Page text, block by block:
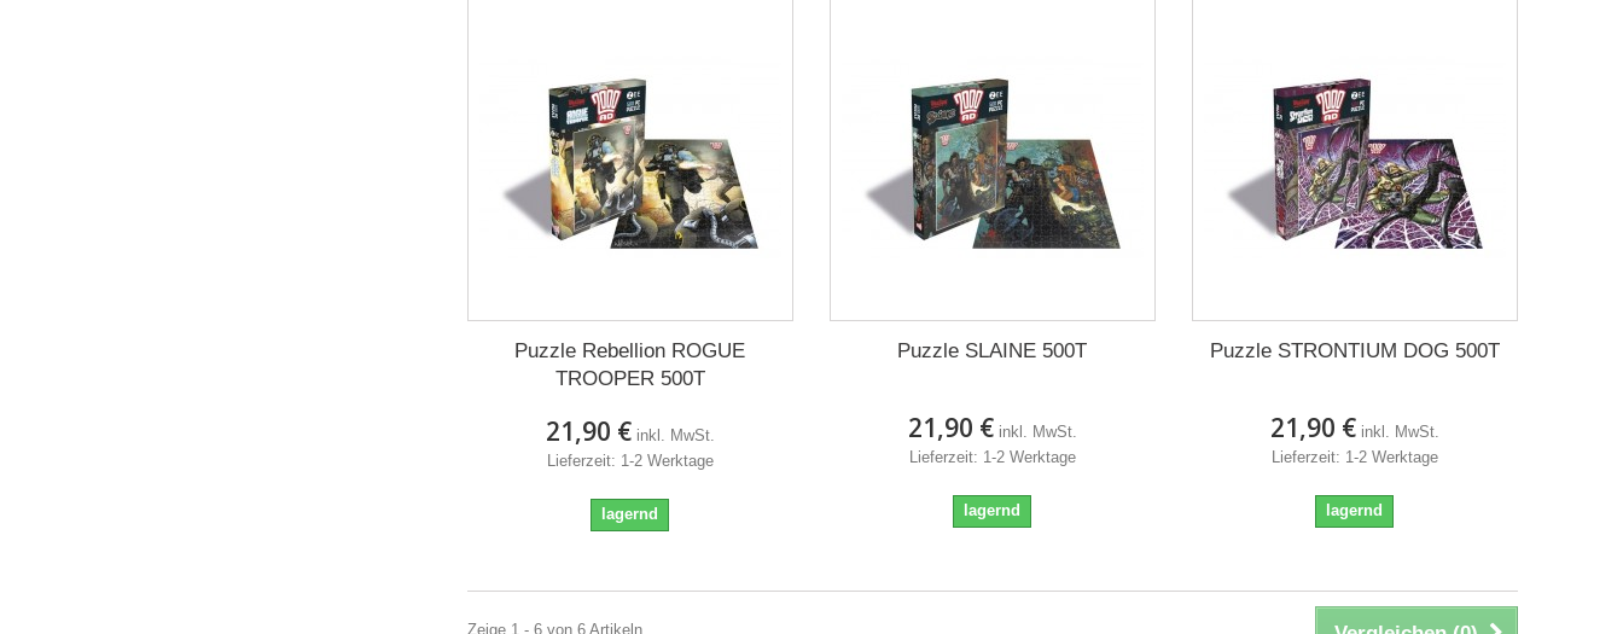
Puzzle Rebellion ROGUE
TROOPER 500T
21,90 € inkl. MwSt.
Lieferzeit: 1-2 Werktage
lagernd
Puzzle SLAINE 500T
21,90 € inkl. MwSt.
Lieferzeit: 1-2 Werktage
lagernd
Puzzle STRONTIUM DOG 500T
21,90 € inkl. MwSt.
Lieferzeit: 1-2 Werktage
lagernd
Zeige 1 - 6 von 6 Artikeln